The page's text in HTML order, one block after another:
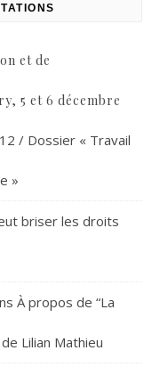
et de
5 et 6 décembre
/ Dossier « Travail
»
briser les droits
À propos de “La
Lilian Mathieu